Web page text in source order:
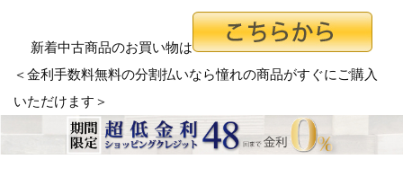
新着中古商品のお買い物は
＜金利手数料無料の分割払いなら憧れの商品がすぐにご購入
いただけます＞